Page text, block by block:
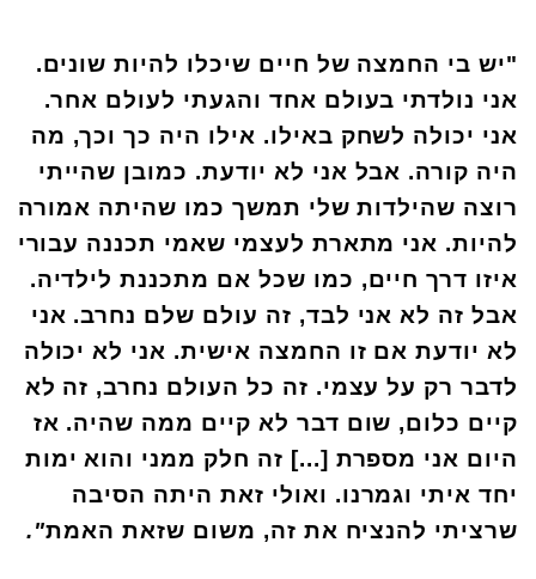
"יש בי החמצה של חיים שיכלו להיות שונים.
אני נולדתי בעולם אחד והגעתי לעולם אחר.
אני יכולה לשחק באילו. אילו היה כך וכך, מה
היה קורה. אבל אני לא יודעת. כמובן שהייתי
רוצה שהילדות שלי תמשך כמו שהיתה אמורה
להיות. אני מתארת לעצמי שאמי תכננה עבורי
איזו דרך חיים, כמו שכל אם מתכננת לילדיה.
אבל זה לא אני לבד, זה עולם שלם נחרב. אני
לא יודעת אם זו החמצה אישית. אני לא יכולה
לדבר רק על עצמי. זה כל העולם נחרב, זה לא
קיים כלום, שום דבר לא קיים ממה שהיה. אז
היום אני מספרת [...] זה חלק ממני והוא ימות
יחד איתי וגמרנו. ואולי זאת היתה הסיבה
שרציתי להנציח את זה, משום שזאת האמת".